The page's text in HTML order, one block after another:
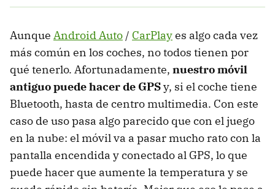
Aunque Android Auto / CarPlayes algo cada vez
más común en los coches, no todos tienen por
qué tenerlo. Afortunadamente, nuestro móvil
antiguo puede hacer de GPSy, si el coche tiene
Bluetooth, hasta de centro multimedia. Con este
caso de uso pasa algo parecido que con el juego
en la nube: el móvil va a pasar mucho rato con la
pantalla encendida y conectado al GPS, lo que
puede hacer que aumente la temperatura y se